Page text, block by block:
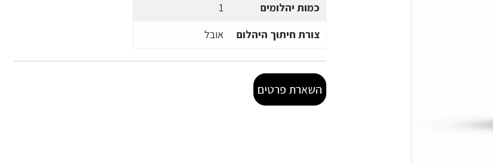
כמות יהלומים
1
צורת חיתוך היהלום
אובל
השארת פרטים